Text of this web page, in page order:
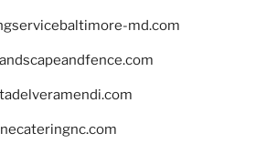
md.com